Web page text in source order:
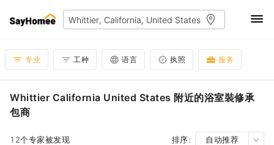
专业 工种 语言 执照 服务
Whittier California United States 附近的浴室裝修承
包商
12个专家被发现 排序: 自动推荐